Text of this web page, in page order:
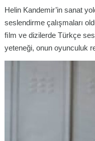
Helin Kandemir’in sanat
seslendirme çalışmaları
ﬁlm ve dizilerde Türkçe
yeteneği, onun oyunculuk